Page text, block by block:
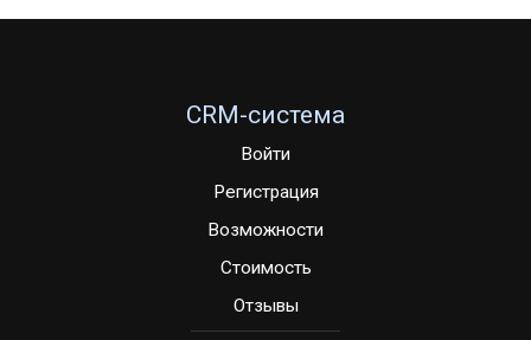
CRM-система
Войти
Регистрация
Возможности
Стоимость
Отзывы